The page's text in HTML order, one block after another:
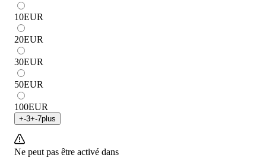
10EUR
20EUR
30EUR
50EUR
100EUR
+-3+-7plus
Ne peut pas être activé dans